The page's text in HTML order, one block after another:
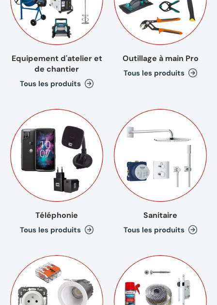
Equipement d'atelier et
de chantier
Tous les produits
Outillage à main Pro
Tous les produits
Téléphonie
Tous les produits
Sanitaire
Tous les produits